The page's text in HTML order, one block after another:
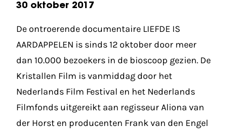
30 oktober 2017
De ontroerende documentaire LIEFDE IS
AARDAPPELEN is sinds 12 oktober door meer
dan 10.000 bezoekers in de bioscoop gezien. De
Kristallen Film is vanmiddag door het
Nederlands Film Festival en het Nederlands
Filmfonds uitgereikt aan regisseur Aliona van
der Horst en producenten Frank van den Engel